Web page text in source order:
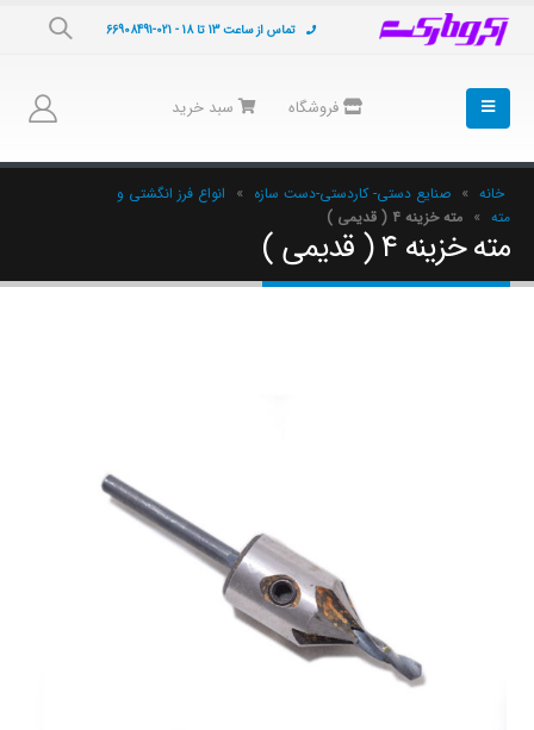
تماس از ساعت 13 تا 18 - 021-66908491
فروشگاه سبد خرید
خانه » صنایع دستی- کاردستی-دست سازه » انواع فرز انگشتی و
مته » مته خزینه ۴ ( قدیمی )
مته خزینه ۴ ( قدیمی )